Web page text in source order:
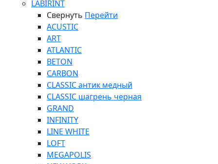
LABIRINT
Свернуть Перейти
ACUSTIC
ART
ATLANTIC
BETON
CARBON
CLASSIC антик медный
CLASSIC шагрень черная
GRAND
INFINITY
LINE WHITE
LOFT
MEGAPOLIS